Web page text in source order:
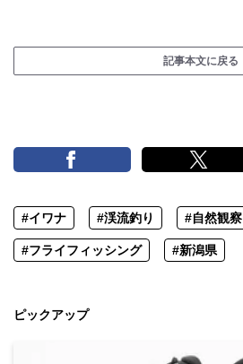
記事本文に戻る
#イワナ #渓流釣り #自然観察
#フライフィッシング #新潟県
ピックアップ